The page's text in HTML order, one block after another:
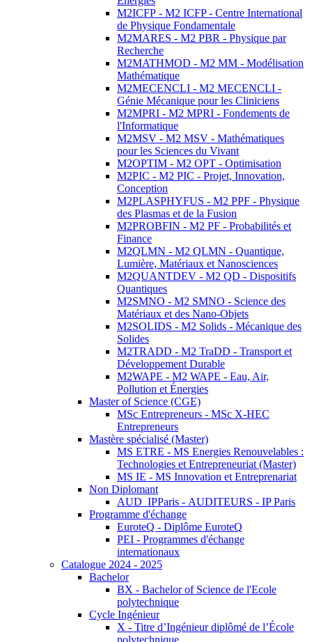
M2ICFP - M2 ICFP - Centre International
de Physique Fondamentale
M2MARES - M2 PBR - Physique par
Recherche
M2MATHMOD - M2 MM - Modélisation
Mathématique
M2MECENCLI - M2 MECENCLI -
Génie Mécanique pour les Cliniciens
M2MPRI - M2 MPRI - Fondements de
l'Informatique
M2MSV - M2 MSV - Mathématiques
pour les Sciences du Vivant
M2OPTIM - M2 OPT - Optimisation
M2PIC - M2 PIC - Projet, Innovation,
Conception
M2PLASPHYFUS - M2 PPF - Physique
des Plasmas et de la Fusion
M2PROBFIN - M2 PF - Probabilités et
Finance
M2QLMN - M2 QLMN - Quantique,
Lumière, Matériaux et Nanosciences
M2QUANTDEV - M2 QD - Dispositifs
Quantiques
M2SMNO - M2 SMNO - Science des
Matériaux et des Nano-Objets
M2SOLIDS - M2 Solids - Mécanique des
Solides
M2TRADD - M2 TraDD - Transport et
Développement Durable
M2WAPE - M2 WAPE - Eau, Air,
Pollution et Énergies
Master of Science (CGE)
MSc Entrepreneurs - MSc X-HEC
Entrepreneurs
Mastère spécialisé (Master)
MS ETRE - MS Energies Renouvelables :
Technologies et Entrepreneuriat (Master)
MS IE - MS Innovation et Entreprenariat
Non Diplomant
AUD_IPParis - AUDITEURS - IP Paris
Programme d'échange
EuroteQ - Diplôme EuroteQ
PEI - Programmes d'échange
internationaux
Catalogue 2024 - 2025
Bachelor
BX - Bachelor of Science de l'Ecole
polytechnique
Cycle Ingénieur
X - Titre d’Ingénieur diplômé de l’École
polytechnique